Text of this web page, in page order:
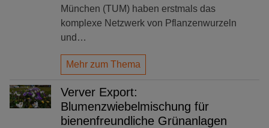
München (TUM) haben erstmals das
komplexe Netzwerk von Pflanzenwurzeln
und…
Mehr zum Thema
Verver Export:
Blumenzwiebelmischung für
bienenfreundliche Grünanlagen